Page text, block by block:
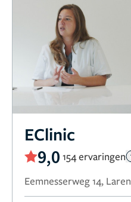
EClinic
9,0 154 ervaringen
Eemnesserweg 14, Laren